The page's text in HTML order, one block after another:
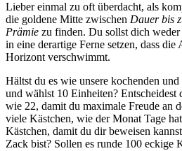
Lieber einmal zu oft überdacht, als
die goldene Mitte zwischen Dauer bis
Prämie zu finden. Du sollst dich
in eine derartige Ferne setzen, dass
Horizont verschwimmt.
Hältst du es wie unsere kochenden
und wählst 10 Einheiten? Entscheidest
wie 22, damit du maximale Freude an
viele Kästchen, wie der Monat Tage
Kästchen, damit du dir beweisen
Zack bist? Sollen es runde 100 eckige